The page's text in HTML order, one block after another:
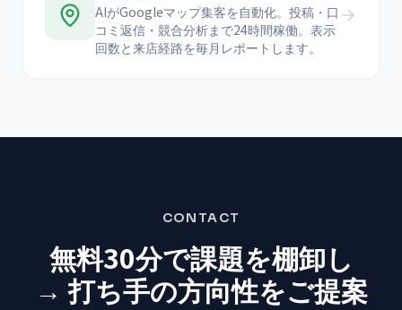
AIがGoogleマップ集客を自動化。投稿・口
コミ返信・競合分析まで24時間稼働。表示
回数と来店経路を毎月レポートします。
CONTACT
無料30分で課題を棚卸し
→ 打ち手の方向性をご提案